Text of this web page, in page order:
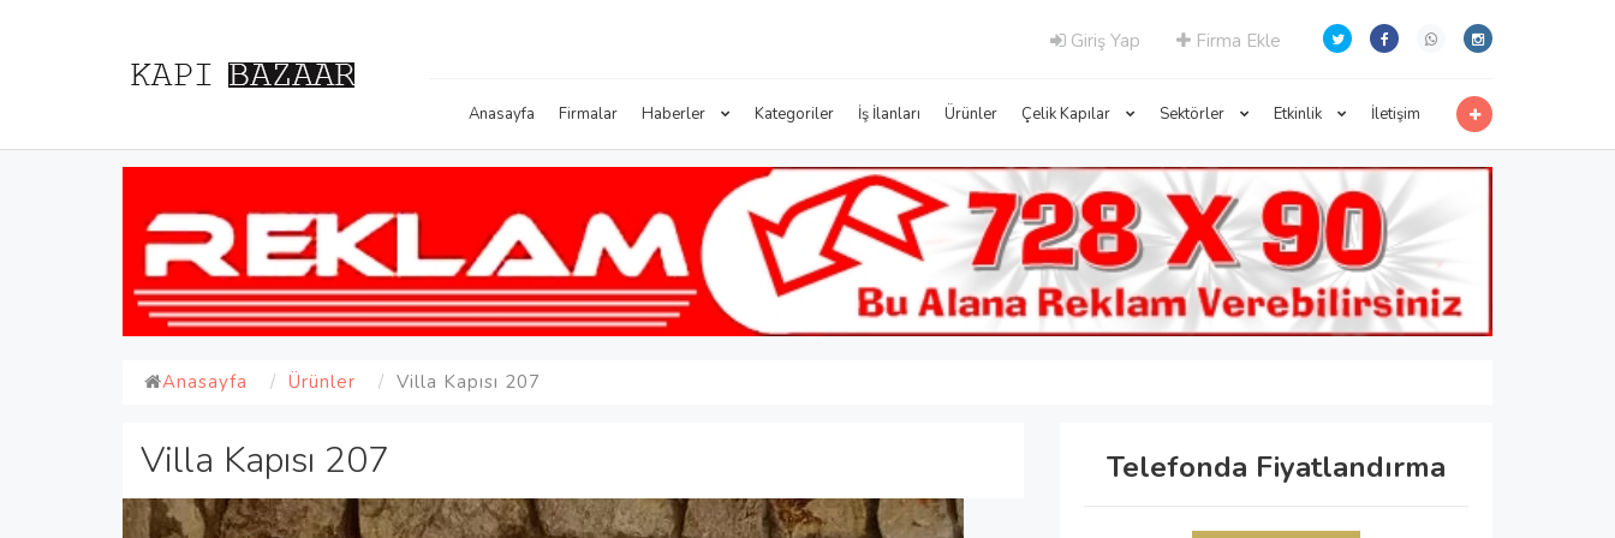
Giriş Yap Firma Ekle
Anasayfa Firmalar Haberler Kategoriler İş İlanları Ürünler Çelik Kapılar Sektörler Etkinlik İletişim
Anasayfa Ürünler Villa Kapısı 207
Villa Kapısı 207 Telefonda Fiyatlandırma